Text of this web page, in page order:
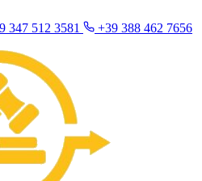
347 512 3581
+39 388 462 7656